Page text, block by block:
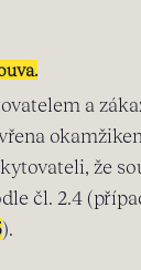
a
že
čl. 2.4
).